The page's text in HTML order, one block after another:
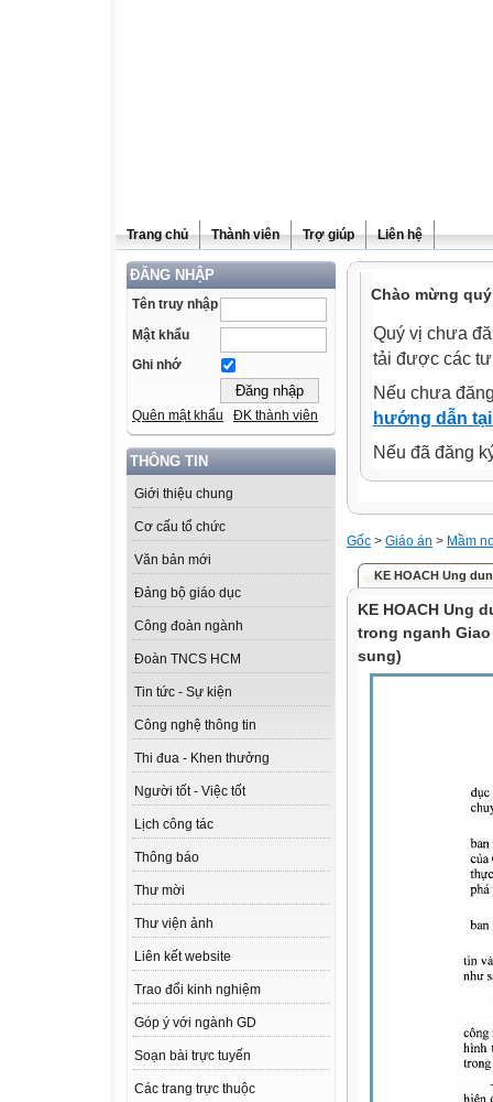
Trang chủ Thành viên Trợ giúp Liên hệ
ĐĂNG NHẬP
Tên truy nhập
Mật khẩu
Ghi nhớ
Quên mật khẩu ĐK thành viên
THÔNG TIN
Giới thiệu chung
Cơ cấu tổ chức
Văn bản mới
Đảng bộ giáo dục
Công đoàn ngành
Đoàn TNCS HCM
Tin tức - Sự kiện
Công nghệ thông tin
Thi đua - Khen thưởng
Người tốt - Việc tốt
Lịch công tác
Thông báo
Thư mời
Thư viện ảnh
Liên kết website
Trao đổi kinh nghiệm
Góp ý với ngành GD
Soạn bài trực tuyến
Các trang trực thuộc
Chào mừng
Quý vị chưa
tải được các
Nếu chưa
hướng dẫn
Nếu đã đăng
Gốc > Giáo án > Mầm
KE HOACH Ung
KE HOACH Ung
trong nganh
sung)